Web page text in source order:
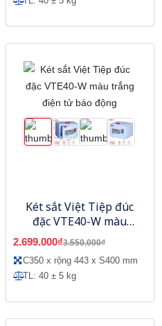
Két sắt Việt Tiệp đúc
đặc VTE40-W màu
trắng điện tử báo
động
2.699.000₫3.550.000₫
C350 x rộng 443 x S400 mm
TL: 40 ± 5 kg